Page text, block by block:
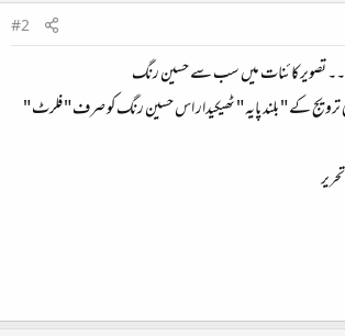
#2
میں سب سے حسین رنگ
ترویج کے " بلند پایہ " ٹھیکیدار اس حسین رنگ کو صرف " فلرٹ "